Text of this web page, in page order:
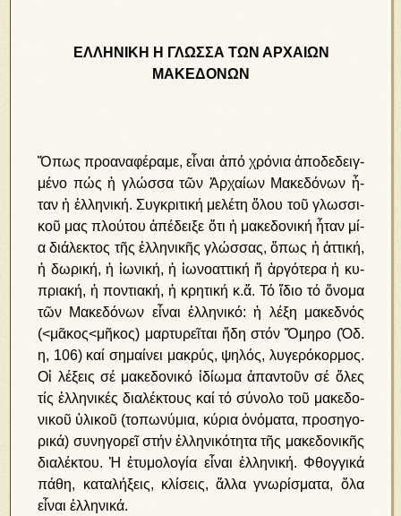
ΕΛΛΗΝΙΚΗ Η ΓΛΩΣΣΑ ΤΩΝ ΑΡΧΑΙΩΝ
ΜΑΚΕΔΟΝΩΝ
Ὅ­πως προ­α­να­φέ­ρα­με, εἶ­ναι ἀ­πό χρό­νια ἀ­πο­δε­δειγ­
μέ­νο πώς ἡ γλώσ­σα τῶν Ἀρ­χαί­ων Μα­κε­δό­νων ἦ­
ταν ἡ ἑλ­λη­νι­κή. Συγ­κρι­τι­κή με­λέ­τη ὅ­λου τοῦ γλωσ­σι­
κοῦ μας πλού­του ἀ­πέ­δει­ξε ὅ­τι ἡ μα­κε­δο­νι­κή ἦ­ταν μί­
α δι­ά­λε­κτος τῆς ἑλληνικῆς γλώσ­σας, ὅ­πως ἡ ἀτ­τι­κή,
ἡ δω­ρι­κή, ἡ ἰ­ω­νι­κή, ἡ ἰ­ω­νο­ατ­τι­κή ἤ ἀρ­γό­τε­ρα ἡ κυ­
πρια­κή, ἡ πον­τια­κή, ἡ κρη­τι­κή κ.ἄ. Τό ἴ­διο τό ὄ­νο­μα
τῶν Μα­κε­δό­νων εἶ­ναι ἑλ­λη­νι­κό: ἡ λέ­ξη μα­κεδ­νός
(<μᾶ­κος<μῆ­κος) μαρ­τυ­ρεῖ­ται ἤ­δη στόν Ὅ­μη­ρο (Ὀδ.
η, 106) καί ση­μαί­νει μα­κρύς, ­ψη­λός, λυ­γε­ρόκορμος.
Οἱ λέ­ξεις σέ μα­κε­δο­νι­κό ἰ­δί­ω­μα ἀ­παν­τοῦν σέ ὅ­λες
τίς ἑλ­λη­νι­κές δι­α­λέ­κτους καί τό σύ­νο­λο τοῦ μα­κε­δο­
νι­κοῦ ὑ­λι­κοῦ (το­πω­νύ­μια, κύ­ρια ὀ­νό­μα­τα, προ­ση­γο­
ρι­κά) συ­νη­γο­ρεῖ στήν ἑλ­λη­νι­κό­τη­τα τῆς μα­κε­δο­νι­κῆς
δι­α­λέ­κτου. Ἡ ἐ­τυ­μο­λο­γί­α εἶ­ναι ἑλ­λη­νι­κή. Φθογ­γι­κά
πά­θη, κα­τα­λή­ξεις, κλί­σεις, ἄλ­λα γνω­ρί­σμα­τα, ὅ­λα
εἶναι ἑλ­λη­νι­κά.